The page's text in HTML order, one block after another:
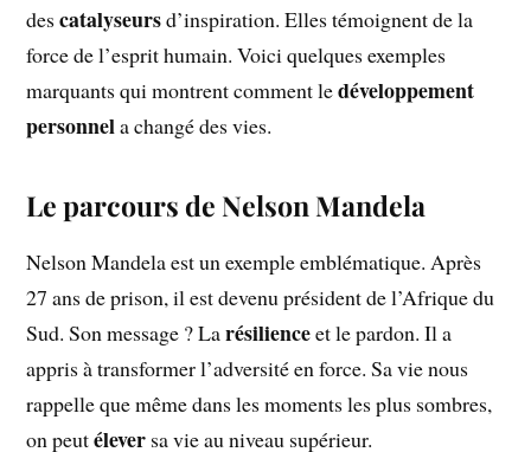
descatalyseursd’inspiration. Elles témoignent de la
force de l’esprit humain. Voici quelques exemples
marquants qui montrent comment ledéveloppement
personnela changé des vies.
Le parcours de Nelson Mandela
Nelson Mandela est un exemple emblématique. Après
27 ans de prison, il est devenu président de l’Afrique du
Sud. Son message ? Larésilienceet le pardon. Il a
appris à transformer l’adversité en force. Sa vie nous
rappelle que même dans les moments les plus sombres,
on peutélever sa vie au niveau supérieur.